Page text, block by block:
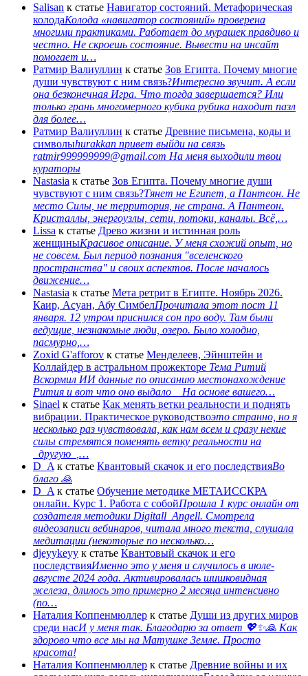
Salisan к статье Навигатор состояний. Метафорическая
колодаКолода «навигатор состояний» проверена
многими практиками. Работает до мурашек правдиво и
честно. Не скроешь состояние. Вывести на инсайт
помогает и…
Ратмир Валиуллин к статье Зов Египта. Почему многие
души чувствуют с ним связь?Интересно звучит. А если
она безконечная Игра. Что тогда завершается? Или
только грань многомерного кубика рубика находит пазл
для более…
Ратмир Валиуллин к статье Древние письмена, коды и
символыhurakkan привет выйди на связь
ratmir999999999@gmail.com На меня выходили твои
кураторы
Nastasia к статье Зов Египта. Почему многие души
чувствуют с ним связь?Тянет не Египет, а Пантеон. Не
место Силы, не территория, не страна. А Пантеон.
Кристаллы, энергоузлы, сети, потоки, каналы. Всё,…
Lissa к статье Древо жизни и истинная роль
женщиныКрасивое описание. У меня схожий опыт, но
не совсем. Был период познания "вселенского
пространства" и своих аспектов. После началось
движение…
Nastasia к статье Мета ретрит в Египте. Ноябрь 2026.
Каир, Асуан, Абу СимбелПрочитала этот пост 11
января. 12 утром приснился сон про воду. Там были
ведущие, незнакомые люди, озеро. Было холодно,
пасмурно,…
Zoxid G'afforov к статье Менделеев, Эйнштейн и
Коллайдер в астральном прожекторе Тема Ритий
Вскормил ИИ данные по описанию местонахождение
Рития и вот что оно выдало На основе вашего…
Sinael к статье Как менять ветки реальности и поднять
вибрации. Практическое руководствоэто странно, но я
несколько раз чувствовала, как нам всем и сразу некие
силы стремятся поменять ветку реальности на
_другую_,…
D_A к статье Квантовый скачок и его последствияВо
благо 🙏
D_A к статье Обучение методике МЕТАИССКРА
онлайн. Курс 1. Работа с собойПрошла 1 курс онлайн от
создателя методики Digitall_Angell. Смотрела
видеозаписи вебинаров, читала много текста, слушала
медитации (некоторые по несколько…
djeyykeyy к статье Квантовый скачок и его
последствияИменно это у меня и случилось в июле-
августе 2024 года. Активировалась шишковидная
железа, длилось это примерно 2 месяца интенсивно
(по…
Наталия Коппенмюллер к статье Души из других миров
среди насИ у меня так. Благодарю за ответ 💖✨️🙏 Как
здорово что все мы на Матушке Земле. Просто
красота!
Наталия Коппенмюллер к статье Древние войны и их